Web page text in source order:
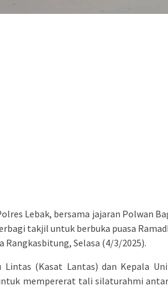
Lebak, bersama jajaran Polwan
takjil untuk berbuka puasa
Selasa (4/3/2025).
(Kasat Lantas) dan Kepala
mempererat tali silaturahmi